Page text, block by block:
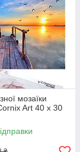
мозаїки
Art 40 x 30